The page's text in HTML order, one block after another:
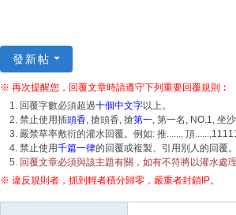
發新帖
※ 再次提醒您，回覆文章時請遵守下列重要回覆規則︰
回覆字數必須超過十個中文字以上。
禁止使用插頭香, 搶頭香, 搶第一, 第一名, NO.1, 坐
嚴禁草率敷衍的灌水回覆。例如: 推......, 頂
禁止使用千篇一律的回覆或複製、引用別人的回覆
回覆文章必須與該主題有關，如有不符將以灌水處理
※ 違反規則者，抓到輕者積分歸零，嚴重者封鎖IP。